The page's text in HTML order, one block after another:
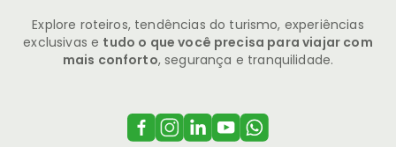
Explore roteiros, tendências do turismo, experiências
exclusivas e tudo o que você precisa para viajar com
mais conforto, segurança e tranquilidade.